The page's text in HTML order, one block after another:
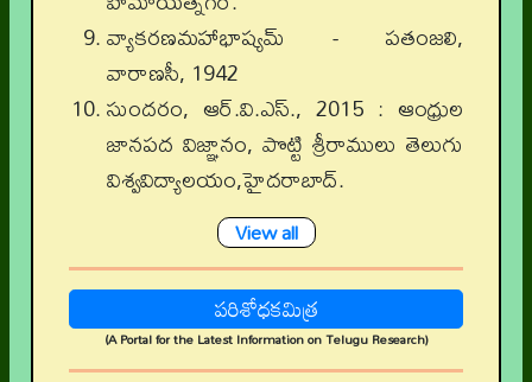
వ్యాకరణమహాభాష్యమ్ - పతంజలి,
వారాణసీ, 1942
సుందరం, ఆర్.వి.ఎస్., 2015 : ఆంధ్రుల
జానపద విజ్ఞానం, పొట్టి శ్రీరాములు తెలుగు
విశ్వవిద్యాలయం,హైదరాబాద్.
View all
పరిశోధకమిత్ర
(A Portal for the Latest Information on Telugu Research)